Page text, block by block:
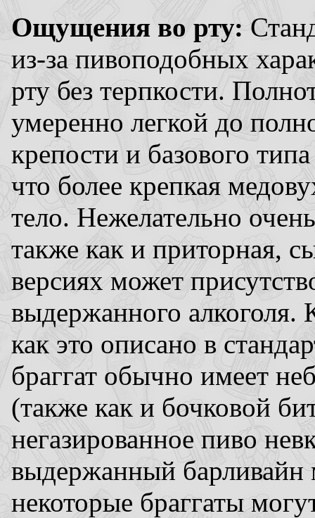
Ощущения во рту:
из-за пивоподобных
рту без терпкости.
умеренно легкой до
крепости и базового
что более крепкая
тело. Нежелательно
также как и приторная,
версиях может
выдержанного алкоголя.
как это описано в
браггат обычно имеет
(также как и бочковой
негазированное пиво
выдержанный барливайн
некоторые браггаты